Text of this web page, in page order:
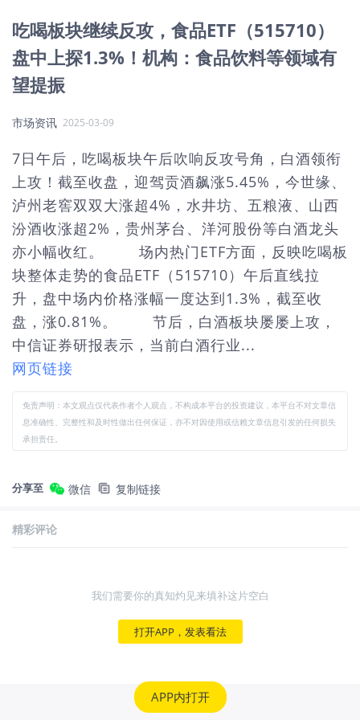
吃喝板块继续反攻，食品ETF（515710）
盘中上探1.3%！机构：食品饮料等领域有
望提振
市场资讯 2025-03-09
7日午后，吃喝板块午后吹响反攻号角，白酒领衔
上攻！截至收盘，迎驾贡酒飙涨5.45%，今世缘、
泸州老窖双双大涨超4%，水井坊、五粮液、山西
汾酒收涨超2%，贵州茅台、洋河股份等白酒龙头
亦小幅收红。 场内热门ETF方面，反映吃喝板
块整体走势的食品ETF（515710）午后直线拉
升，盘中场内价格涨幅一度达到1.3%，截至收
盘，涨0.81%。 节后，白酒板块屡屡上攻，
中信证券研报表示，当前白酒行业...
网页链接
免责声明：本文观点仅代表作者个人观点，不构成本平台的投资建议，本平台不对文章信
息准确性、完整性和及时性做出任何保证，亦不对因使用或信赖文章信息引发的任何损失
承担责任。
分享至 微信 复制链接
精彩评论
我们需要你的真知灼见来填补这片空白
打开APP，发表看法
APP内打开